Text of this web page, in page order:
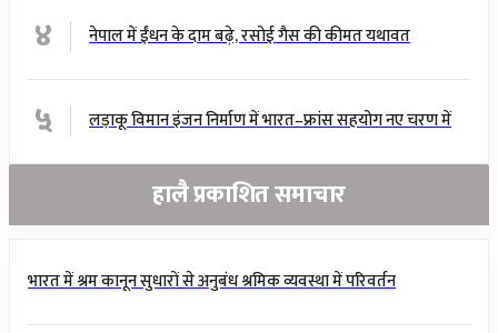
४ नेपाल में ईंधन के दाम बढ़े, रसोई गैस की कीमत यथावत
५ लड़ाकू विमान इंजन निर्माण में भारत–फ्रांस सहयोग नए चरण में
हालै प्रकाशित समाचार
भारत में श्रम कानून सुधारों से अनुबंध श्रमिक व्यवस्था में परिवर्तन